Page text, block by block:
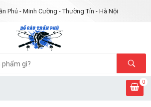
Phú - Minh Cường - Thường Tín - Hà Nội
0